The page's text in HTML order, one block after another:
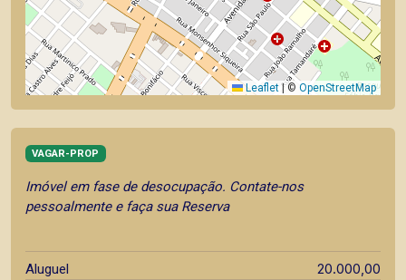
Leaflet |© OpenStreetMap
VAGAR-PROP
Imóvel em fase de desocupação. Contate-nos
pessoalmente e faça sua Reserva
Aluguel 20.000,00